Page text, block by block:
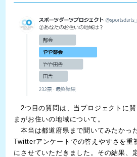
2つ目の質問は、当プロジェクトに
まがお住いの地域について。
本当は都道府県まで聞いてみたかっ
Twitterアンケートでの答えやすさを重
にさせていただきました。その結果、